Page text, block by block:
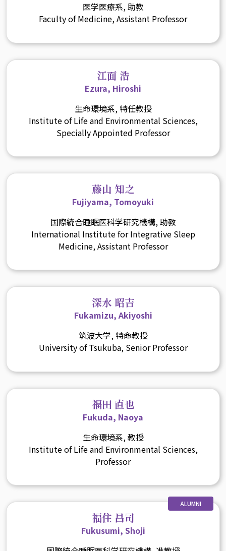
医学医療系, 助教
Faculty of Medicine, Assistant Professor
江面 浩
Ezura, Hiroshi
生命環境系, 特任教授
Institute of Life and Environmental Sciences,
Specially Appointed Professor
藤山 知之
Fujiyama, Tomoyuki
国際統合睡眠医科学研究機構, 助教
International Institute for Integrative Sleep
Medicine, Assistant Professor
深水 昭吉
Fukamizu, Akiyoshi
筑波大学, 特命教授
University of Tsukuba, Senior Professor
福田 直也
Fukuda, Naoya
生命環境系, 教授
Institute of Life and Environmental Sciences,
Professor
ALUMNI
福住 昌司
Fukusumi, Shoji